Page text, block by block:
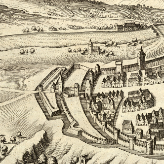
MERIANS DEUTSCHLAND 1642 - 1654
Interaktive Karte
Bildergalerie Topographia Germaniae
Impressum
Wissenswert